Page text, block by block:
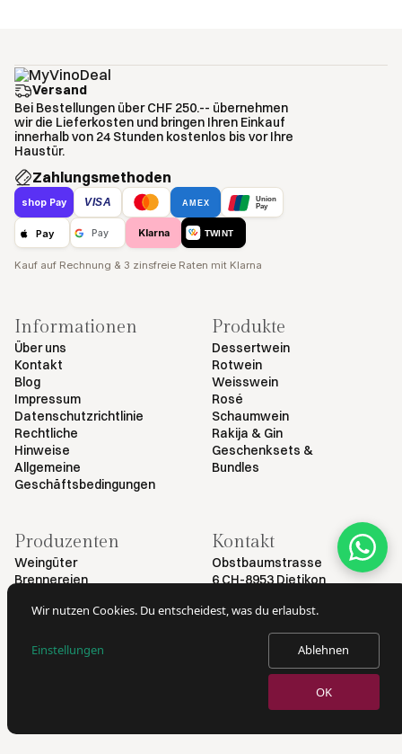
Versand
Bei Bestellungen über CHF 250.-- übernehmen
wir die Lieferkosten und bringen Ihren Einkauf
innerhalb von 24 Stunden kostenlos bis vor Ihre
Haustür.
Zahlungsmethoden
shop Pay VISA AMEX
Union
Pay
Pay Pay Klarna TWINT
Kauf auf Rechnung & 3 zinsfreie Raten mit Klarna
Informationen
Über uns
Kontakt
Blog
Impressum
Datenschutzrichtlinie
Rechtliche
Hinweise
Allgemeine
Geschäftsbedingungen
Produkte
Dessertwein
Rotwein
Weisswein
Rosé
Schaumwein
Rakija & Gin
Geschenksets &
Bundles
Produzenten
Weingüter
Brennereien
Kontakt
Obstbaumstrasse
6 CH-8953 Dietikon
info@myvinodeal.ch
VERKAUF VON ALKOHOL NUR AN PERSONEN AB 18 JAHREN.
Wir nutzen Cookies. Du entscheidest, was du erlaubst.
Einstellungen Ablehnen
OK